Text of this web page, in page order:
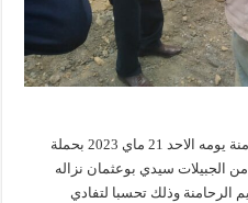
اقدمت السلطات المحلية بعمالة الرحامنة يومه الاحد 21 ماي 2023 بحملة
الجبيلات سيدي بوعثمان نزاله
الرحامنة وذلك تحسبا لتفادي